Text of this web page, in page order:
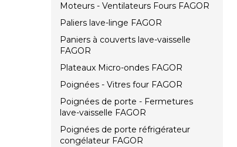
Moteurs - Ventilateurs Fours FAGOR
Paliers lave-linge FAGOR
Paniers à couverts lave-vaisselle
FAGOR
Plateaux Micro-ondes FAGOR
Poignées - Vitres four FAGOR
Poignées de porte - Fermetures
lave-vaisselle FAGOR
Poignées de porte réfrigérateur
congélateur FAGOR